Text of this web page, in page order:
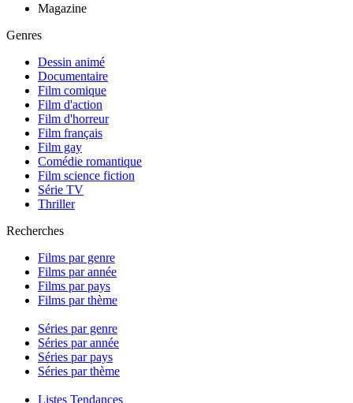
Magazine
Genres
Dessin animé
Documentaire
Film comique
Film d'action
Film d'horreur
Film français
Film gay
Comédie romantique
Film science fiction
Série TV
Thriller
Recherches
Films par genre
Films par année
Films par pays
Films par thème
Séries par genre
Séries par année
Séries par pays
Séries par thème
Listes Tendances